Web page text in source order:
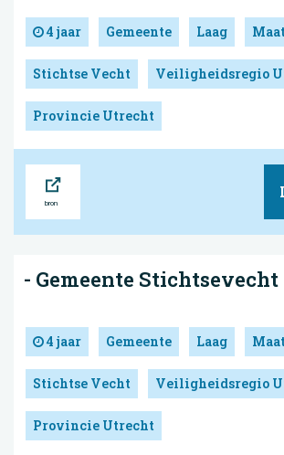
4 jaar Gemeente Laag
Stichtse Vecht Veiligheidsregio
Provincie Utrecht
- Gemeente Stichtsevecht
4 jaar Gemeente Laag
Stichtse Vecht Veiligheidsregio
Provincie Utrecht